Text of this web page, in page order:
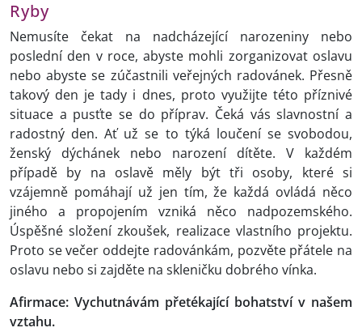
Ryby
Nemusíte čekat na nadcházející narozeniny nebo
poslední den v roce, abyste mohli zorganizovat oslavu
nebo abyste se zúčastnili veřejných radovánek. Přesně
takový den je tady i dnes, proto využijte této příznivé
situace a pusťte se do příprav. Čeká vás slavnostní a
radostný den. Ať už se to týká loučení se svobodou,
ženský dýchánek nebo narození dítěte. V každém
případě by na oslavě měly být tři osoby, které si
vzájemně pomáhají už jen tím, že každá ovládá něco
jiného a propojením vzniká něco nadpozemského.
Úspěšné složení zkoušek, realizace vlastního projektu.
Proto se večer oddejte radovánkám, pozvěte přátele na
oslavu nebo si zajděte na skleničku dobrého vínka.
Afirmace: Vychutnávám přetékající bohatství v našem
vztahu.